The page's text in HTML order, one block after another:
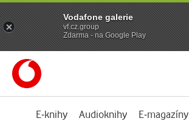
E-knihy Audioknihy E-magazíny
Vodafone galerie
vf.cz.group
Zdarma - na Google Play